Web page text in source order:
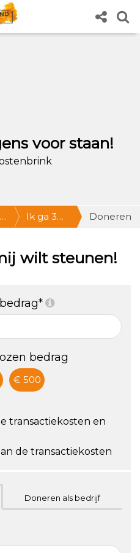
voor staan!
Ik ga 3
ergens
staan!
Doneren
wilt steunen!
bedrag
€ 500
transactiekosten en
de transactiekosten
Doneren als bedrijf